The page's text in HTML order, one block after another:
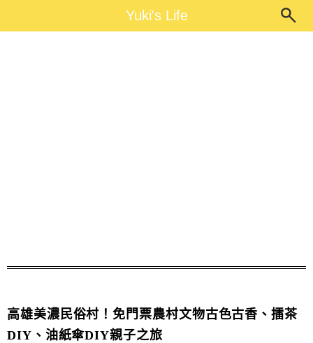
Yuki's LifeYuki's Life
高雄美濃民俗村！免門票農村文物古色古香、擂茶
DIY、油紙傘DIY親子之旅